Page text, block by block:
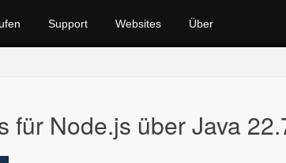
Support Websites Über
für Node.js über Java